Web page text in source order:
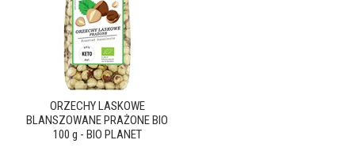
ORZECHY LASKOWE
BLANSZOWANE PRAŻONE BIO
100 g - BIO PLANET